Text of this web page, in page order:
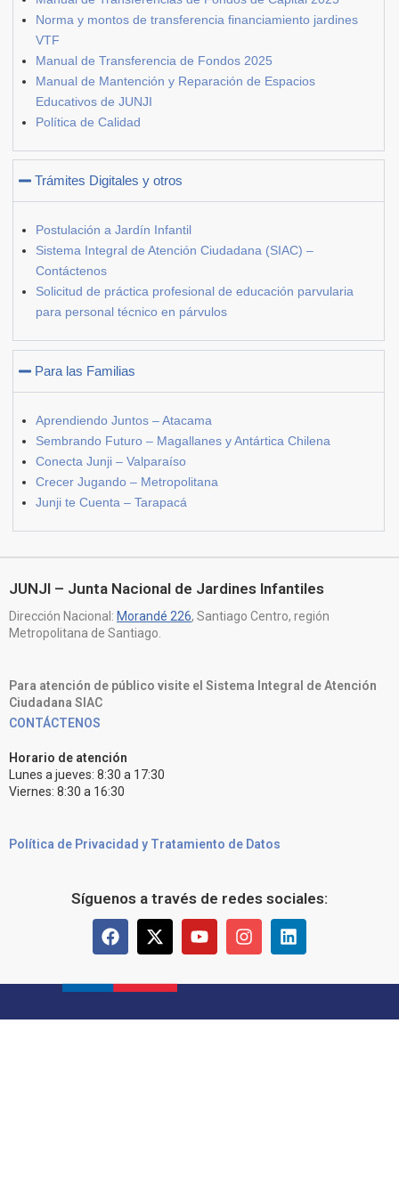
Norma y montos de transferencia financiamiento jardines
VTF
Manual de Transferencia de Fondos 2025
Manual de Mantención y Reparación de Espacios
Educativos de JUNJI
Política de Calidad
Trámites Digitales y otros
Postulación a Jardín Infantil
Sistema Integral de Atención Ciudadana (SIAC) –
Contáctenos
Solicitud de práctica profesional de educación parvularia
para personal técnico en párvulos
Para las Familias
Aprendiendo Juntos – Atacama
Sembrando Futuro – Magallanes y Antártica Chilena
Conecta Junji – Valparaíso
Crecer Jugando – Metropolitana
Junji te Cuenta – Tarapacá
JUNJI – Junta Nacional de Jardines Infantiles
Dirección Nacional: Morandé 226, Santiago Centro, región
Metropolitana de Santiago.
Para atención de público visite el Sistema Integral de Atención
Ciudadana SIAC
CONTÁCTENOS
Horario de atención
Lunes a jueves: 8:30 a 17:30
Viernes: 8:30 a 16:30
Política de Privacidad y Tratamiento de Datos
Síguenos a través de redes sociales: